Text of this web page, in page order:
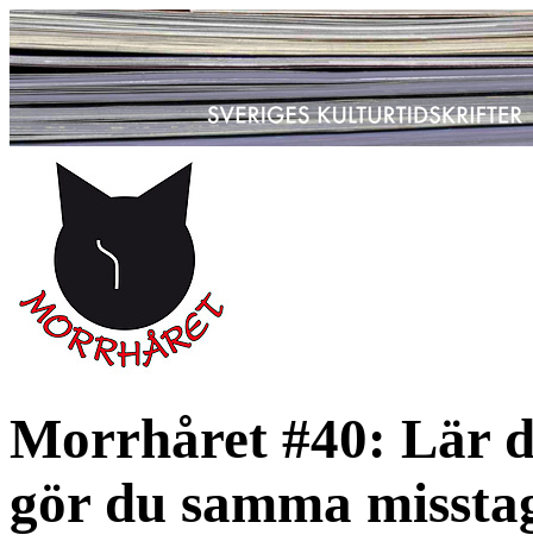
Morrhåret #40: Lär
gör du samma